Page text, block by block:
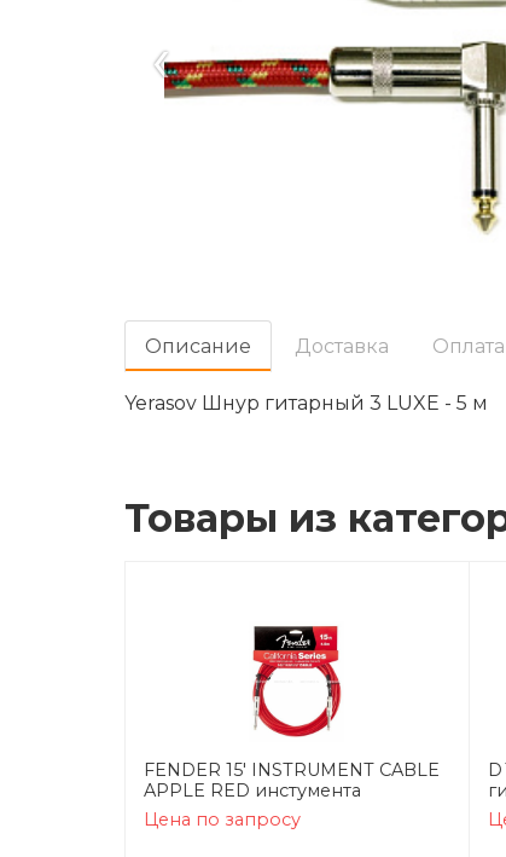
‹
Oписание Доставка Оплата
Yerasov Шнур гитарный 3 LUXE - 5 м
Товары из
FENDER 15' INSTRUMENT CABLE
APPLE RED инстумента
Цена по запросу